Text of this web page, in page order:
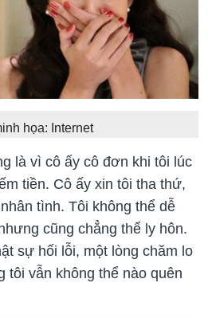
họa: Internet
là vì cô ấy cô đơn khi tôi lúc
tiền. Cô ấy xin tôi tha thứ,
tình. Tôi không thể dễ
cũng chẳng thể ly hôn.
sự hối lỗi, một lòng chăm lo
tôi vẫn không thể nào quên